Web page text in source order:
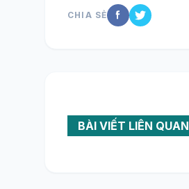
CHIA SẺ
BÀI VIẾT LIÊN QUAN